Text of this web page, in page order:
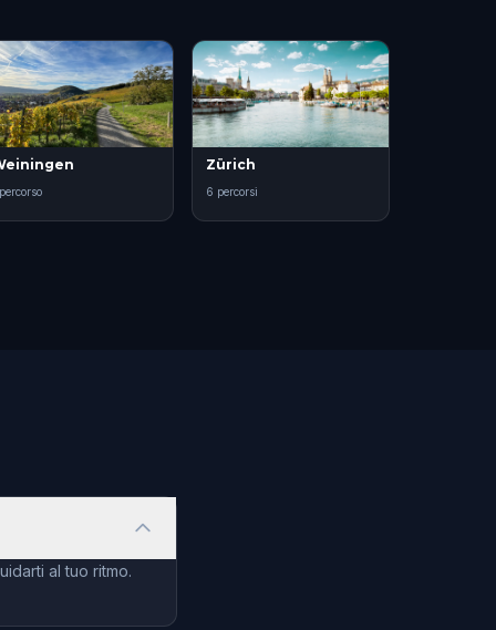
Zürich
6 percorsi
al tuo ritmo.